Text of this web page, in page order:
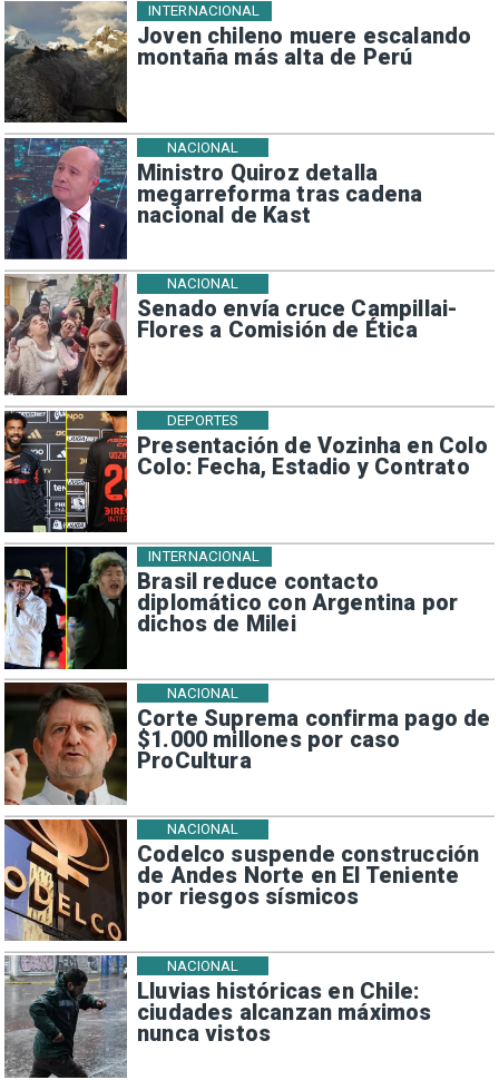
Joven chileno muere escalando
montaña más alta de Perú
INTERNACIONAL
Ministro Quiroz detalla
megarreforma tras cadena
nacional de Kast
NACIONAL
Senado envía cruce Campillai-
Flores a Comisión de Ética
NACIONAL
Presentación de Vozinha en Colo
Colo: Fecha, Estadio y Contrato
DEPORTES
Brasil reduce contacto
diplomático con Argentina por
dichos de Milei
INTERNACIONAL
Corte Suprema confirma pago de
$1.000 millones por caso
ProCultura
NACIONAL
Codelco suspende construcción
de Andes Norte en El Teniente
por riesgos sísmicos
NACIONAL
Lluvias históricas en Chile:
ciudades alcanzan máximos
nunca vistos
NACIONAL